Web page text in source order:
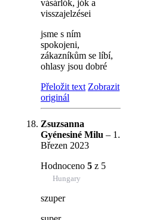
vásárlók, jók a
visszajelzései
jsme s ním
spokojeni,
zákazníkům se líbí,
ohlasy jsou dobré
Přeložit text Zobrazit
originál
Zsuzsanna
Gyénesiné Milu – 1.
Březen 2023
Hodnoceno 5 z 5
Hungary
szuper